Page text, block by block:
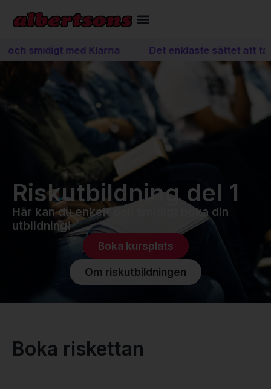
smidigt med Klarna Det enklaste sättet att ta
Riskutbildning del 1
Här kan du enkelt och smidigt boka din
utbildning!
Boka kursplats
Om riskutbildningen
Boka riskettan